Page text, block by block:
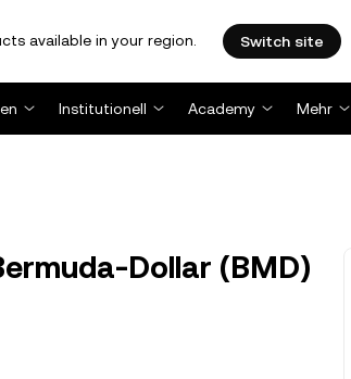
available in your region. Switch site
Institutionell Academy Mehr
Dollar (BMD)